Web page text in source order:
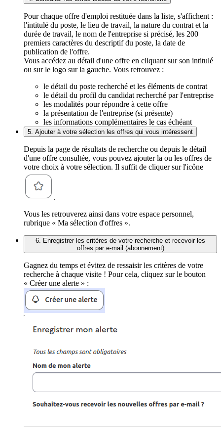
Pour chaque offre d'emploi restituée dans la liste, s'affichent :
l'intitulé du poste, le lieu de travail, la nature du contrat et la
durée de travail, le nom de l'entreprise si précisé, les 200
premiers caractères du descriptif du poste, la date de
publication de l'offre.
Vous accédez au détail d'une offre en cliquant sur son intitulé
ou sur le logo sur la gauche. Vous retrouvez :
le détail du poste recherché et les éléments de contrat
le détail du profil du candidat recherché par l'entreprise
les modalités pour répondre à cette offre
la présentation de l'entreprise (si présente)
les informations complémentaires le cas échéant
5. Ajouter à votre sélection les offres qui vous intéressent
Depuis la page de résultats de recherche ou depuis le détail
d'une offre consultée, vous pouvez ajouter la ou les offres de
votre choix à votre sélection. Il suffit de cliquer sur l'icône
.
Vous les retrouverez ainsi dans votre espace personnel,
rubrique « Ma sélection d'offres ».
6. Enregistrer les critères de votre recherche et recevoir les
offres par e-mail (abonnement)
Gagnez du temps et évitez de ressaisir les critères de votre
recherche à chaque visite ! Pour cela, cliquez sur le bouton
« Créer une alerte » :